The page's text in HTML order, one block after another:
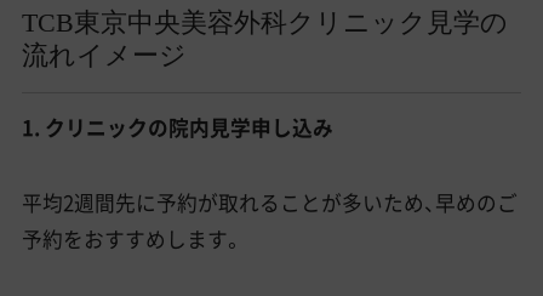
TCB東京中央美容外科クリニック見学の
流れイメージ
1. クリニックの院内見学申し込み
平均2週間先に予約が取れることが多いため、早めのご
予約をおすすめします。